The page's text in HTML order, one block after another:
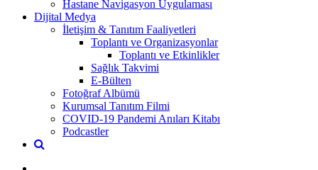
Hastane Navigasyon Uygulaması
Dijital Medya
İletişim & Tanıtım Faaliyetleri
Toplantı ve Organizasyonlar
Toplantı ve Etkinlikler
Sağlık Takvimi
E-Bülten
Fotoğraf Albümü
Kurumsal Tanıtım Filmi
COVID-19 Pandemi Anıları Kitabı
Podcastler